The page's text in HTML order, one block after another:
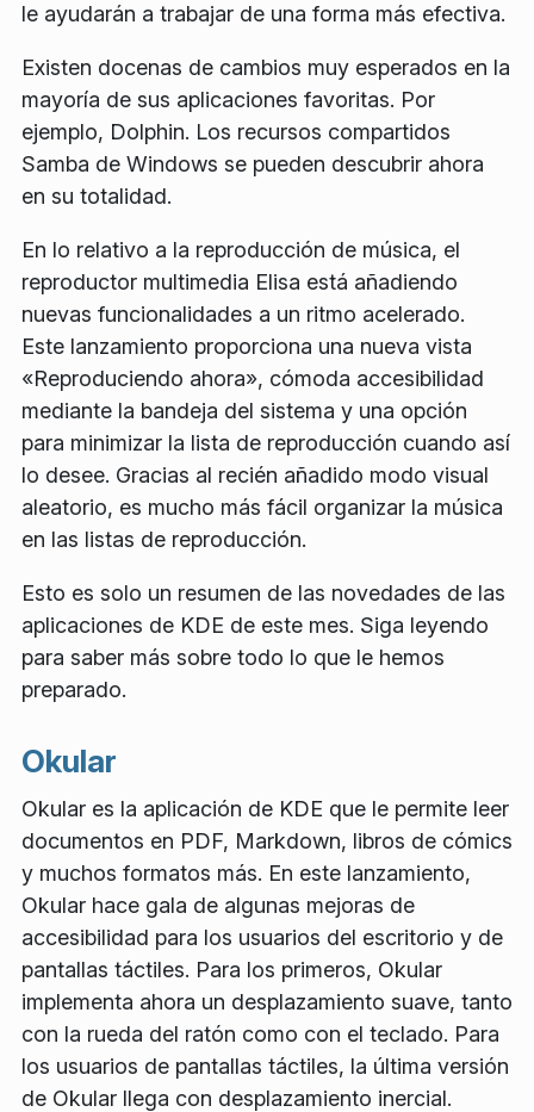
le ayudarán a trabajar de una forma más efectiva.
Existen docenas de cambios muy esperados en la
mayoría de sus aplicaciones favoritas. Por
ejemplo, Dolphin. Los recursos compartidos
Samba de Windows se pueden descubrir ahora
en su totalidad.
En lo relativo a la reproducción de música, el
reproductor multimedia Elisa está añadiendo
nuevas funcionalidades a un ritmo acelerado.
Este lanzamiento proporciona una nueva vista
«Reproduciendo ahora», cómoda accesibilidad
mediante la bandeja del sistema y una opción
para minimizar la lista de reproducción cuando así
lo desee. Gracias al recién añadido modo visual
aleatorio, es mucho más fácil organizar la música
en las listas de reproducción.
Esto es solo un resumen de las novedades de las
aplicaciones de KDE de este mes. Siga leyendo
para saber más sobre todo lo que le hemos
preparado.
Okular
Okular es la aplicación de KDE que le permite leer
documentos en PDF, Markdown, libros de cómics
y muchos formatos más. En este lanzamiento,
Okular hace gala de algunas mejoras de
accesibilidad para los usuarios del escritorio y de
pantallas táctiles. Para los primeros, Okular
implementa ahora un desplazamiento suave, tanto
con la rueda del ratón como con el teclado. Para
los usuarios de pantallas táctiles, la última versión
de Okular llega con desplazamiento inercial.